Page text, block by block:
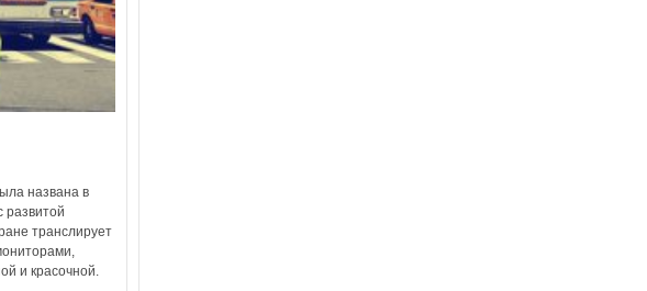
названа в
развитой
транслирует
и красочной.